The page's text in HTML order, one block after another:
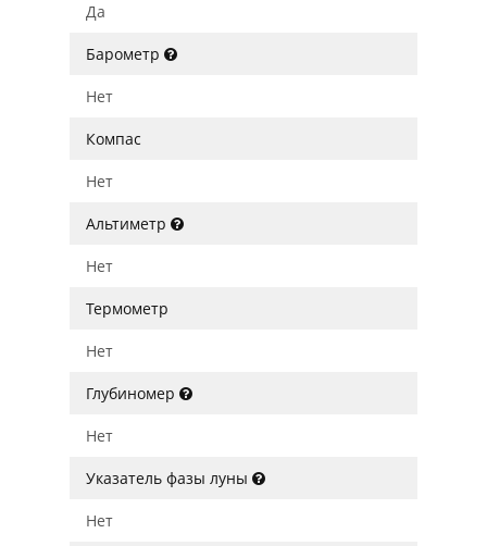
Да
Барометр
Нет
Компас
Нет
Альтиметр
Нет
Термометр
Нет
Глубиномер
Нет
Указатель фазы луны
Нет